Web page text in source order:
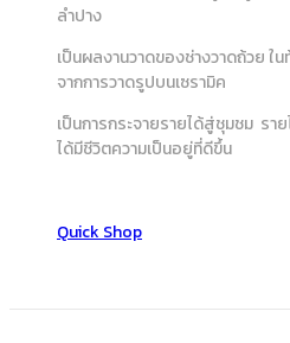
ลำปาง
เป็นผลงานวาดของช่างวาดถ้วย
จากการวาดรูปบนเซรามิค
เป็นการกระจายรายได้สู่ชุมชม รา
ได้มีชีวิตความเป็นอยู่ที่ดีขึ้น
Quick Shop